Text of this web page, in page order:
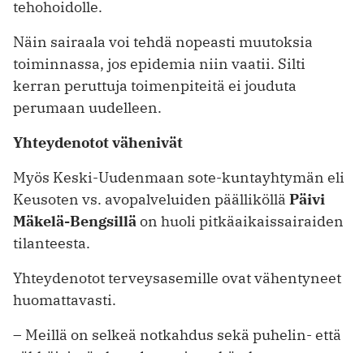
tehohoidolle.
Näin sairaala voi tehdä nopeasti muutoksia
toiminnassa, jos epidemia niin vaatii. Silti
kerran peruttuja toimenpiteitä ei jouduta
perumaan uudelleen.
Yhteydenotot vähenivät
Myös Keski-Uudenmaan sote-kunta­yhtymän eli
Keusoten vs. avopalveluiden päälliköllä Päivi
Mäkelä-Bengsilläon huoli pitkäaikaissairaiden
tilanteesta.
Yhteydenotot terveysasemille ovat ­vähentyneet
huomattavasti.
– Meillä on selkeä notkahdus sekä puhelin- että